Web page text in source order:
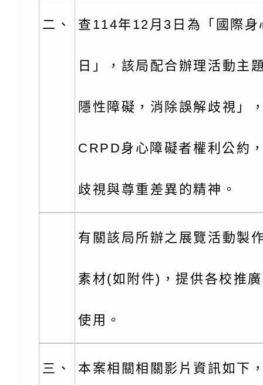
童過敏免疫專家 林
「小桃家6月課程資
坊」、「幸福婚姻系
座」、「2026開心
檢送桃園市政府LED
立蘆葦啟智中心辦理
而立》蘆葦三十．創
有關桃園市桃園區西
學辦理115年度區域
覺暫留創意應用與實
檢送桃園市政府LED
學辦理115年度區域
充實方案：「怪創劇
角色驅動的聲音與故
「學生申訴及再申訴
關事項
檢送行政院新聞傳
月份公共服務政策溝
台北松山文創園區5
「櫻桃小丸子原作
展」
檢送桃園市政府LED
字稿及LCD託播影（
轉知國立臺灣師範大
「115學年度身心障
知能研習」
檢送桃園市政府LED
字稿
函轉國立臺灣師範大
「115學年度身心障
有關桃園市八德區大
二、 查114年12月3日為「國際身
日」，該局配合辦理活動主
隱性障礙，消除誤解歧視」
CRPD身心障礙者權利公約
歧視與尊重差異的精神。
有關該局所辦之展覽活動製
素材(如附件)，提供各校推
使用。
三、 本案相關相關影片資訊如下